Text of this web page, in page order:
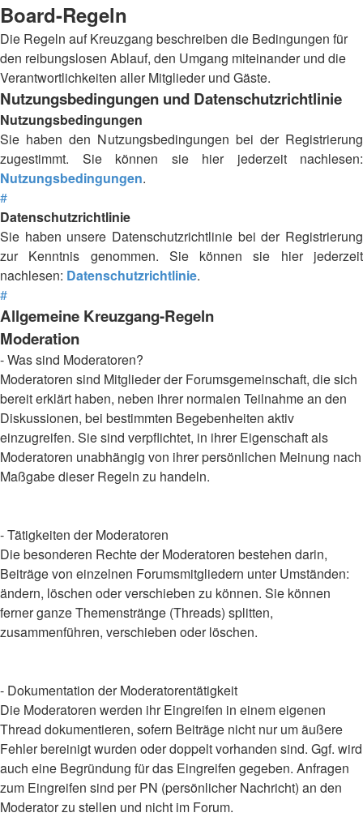
Board-Regeln
Die Regeln auf Kreuzgang beschreiben die Bedingungen für
den reibungslosen Ablauf, den Umgang miteinander und die
Verantwortlichkeiten aller Mitglieder und Gäste.
Nutzungsbedingungen und Datenschutzrichtlinie
Nutzungsbedingungen
Sie haben den Nutzungsbedingungen bei der Registrierung
zugestimmt. Sie können sie hier jederzeit nachlesen:
Nutzungsbedingungen.
#
Datenschutzrichtlinie
Sie haben unsere Datenschutzrichtlinie bei der Registrierung
zur Kenntnis genommen. Sie können sie hier jederzeit
nachlesen: Datenschutzrichtlinie.
#
Allgemeine Kreuzgang-Regeln
Moderation
- Was sind Moderatoren?
Moderatoren sind Mitglieder der Forumsgemeinschaft, die sich
bereit erklärt haben, neben ihrer normalen Teilnahme an den
Diskussionen, bei bestimmten Begebenheiten aktiv
einzugreifen. Sie sind verpflichtet, in ihrer Eigenschaft als
Moderatoren unabhängig von ihrer persönlichen Meinung nach
Maßgabe dieser Regeln zu handeln.
- Tätigkeiten der Moderatoren
Die besonderen Rechte der Moderatoren bestehen darin,
Beiträge von einzelnen Forumsmitgliedern unter Umständen:
ändern, löschen oder verschieben zu können. Sie können
ferner ganze Themenstränge (Threads) splitten,
zusammenführen, verschieben oder löschen.
- Dokumentation der Moderatorentätigkeit
Die Moderatoren werden ihr Eingreifen in einem eigenen
Thread dokumentieren, sofern Beiträge nicht nur um äußere
Fehler bereinigt wurden oder doppelt vorhanden sind. Ggf. wird
auch eine Begründung für das Eingreifen gegeben. Anfragen
zum Eingreifen sind per PN (persönlicher Nachricht) an den
Moderator zu stellen und nicht im Forum.